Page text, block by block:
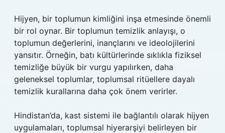
Hijyen, bir toplumun kimliğini inşa etmesinde önemli
bir rol oynar. Bir toplumun temizlik anlayışı, o
toplumun değerlerini, inançlarını ve ideolojilerini
yansıtır. Örneğin, batı kültürlerinde sıklıkla fiziksel
temizliğe büyük bir vurgu yapılırken, daha
geleneksel toplumlar, toplumsal ritüellere dayalı
temizlik kurallarına daha çok önem verirler.
Hindistan’da, kast sistemi ile bağlantılı olarak hijyen
uygulamaları, toplumsal hiyerarşiyi belirleyen bir